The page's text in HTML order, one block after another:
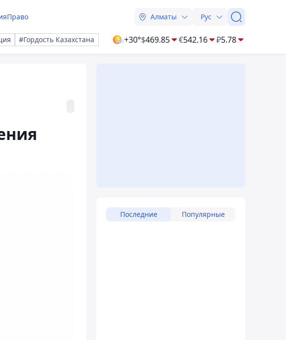
Право Алматы Рус
#Гордость Казахстана +30°$469.85 €542.16 ₽5.78
Последние Популярные